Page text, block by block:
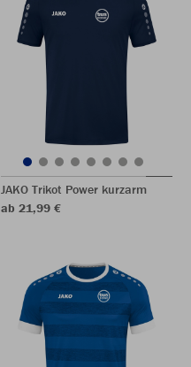
JAKO Trikot Power kurzarm
ab 21,99 €